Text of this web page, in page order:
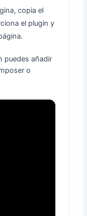
copia el
el plugin y
puedes añadir
o